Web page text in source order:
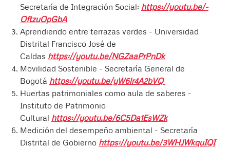
Secretaría de Integración Social: https://youtu.be/-
OftzuOpGbA
Aprendiendo entre terrazas verdes - Universidad
Distrital Francisco José de
Caldas https://youtu.be/NGZaaPrPnDk
Movilidad Sostenible - Secretaría General de
Bogotá https://youtu.be/yW6lr4A2bVQ
Huertas patrimoniales como aula de saberes -
Instituto de Patrimonio
Cultural https://youtu.be/6C5Da1EsWZk
Medición del desempeño ambiental - Secretaría
Distrital de Gobierno https://youtu.be/3WHJWkquIQI